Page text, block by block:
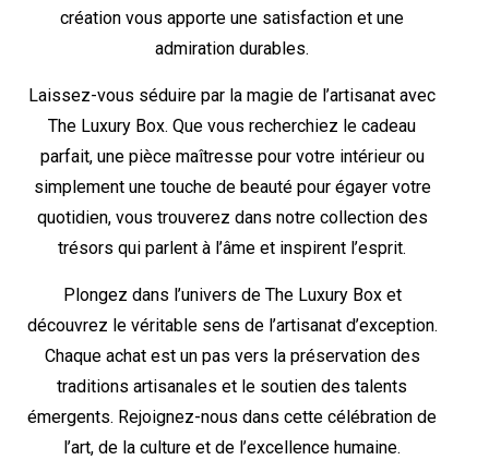
création vous apporte une satisfaction et une
admiration durables.
Laissez-vous séduire par la magie de l’artisanat avec
The Luxury Box. Que vous recherchiez le cadeau
parfait, une pièce maîtresse pour votre intérieur ou
simplement une touche de beauté pour égayer votre
quotidien, vous trouverez dans notre collection des
trésors qui parlent à l’âme et inspirent l’esprit.
Plongez dans l’univers de The Luxury Box et
découvrez le véritable sens de l’artisanat d’exception.
Chaque achat est un pas vers la préservation des
traditions artisanales et le soutien des talents
émergents. Rejoignez-nous dans cette célébration de
l’art, de la culture et de l’excellence humaine.